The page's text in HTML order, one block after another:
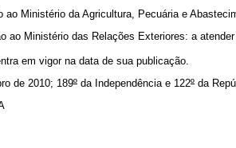
ao Ministério da Agricultura, Pecuária e
ao Ministério das Relações Exteriores: a
em vigor na data de sua publicação.
de 2010; 189º da Independência e 122º da